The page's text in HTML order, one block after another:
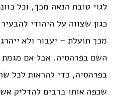
לגוי טובת הנאה מכך, וכל
כגון שצווה על היהודי
מכך תועלת – יעבור ולא
השם בפרהסיה. אבל אם מגמת
בפרהסיה, כדי להראות לכל
שכפה אותו ברבים להדליק